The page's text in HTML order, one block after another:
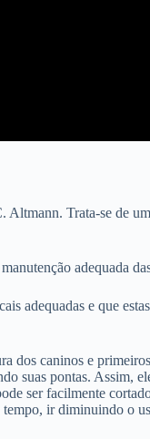
Trata-se de
adequada
adequadas e que
dos caninos e
suas pontas. Assim,
ser facilmente
ir diminuindo o